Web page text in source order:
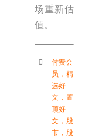
场重新估
值。
付费会
员 ， 精
选好
文 ， 置
顶好
文 ， 股
市 ， 股